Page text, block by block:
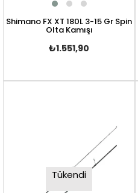
Shimano FX XT 180L 3-15 Gr Spin
Olta Kamışı
₺1.551,90
Tükendi